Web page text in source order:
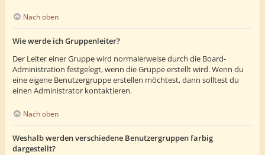
Nach oben
Wie werde ich Gruppenleiter?
Der Leiter einer Gruppe wird normalerweise durch die Board-
Administration festgelegt, wenn die Gruppe erstellt wird. Wenn du
eine eigene Benutzergruppe erstellen möchtest, dann solltest du
einen Administrator kontaktieren.
Nach oben
Weshalb werden verschiedene Benutzergruppen farbig
dargestellt?